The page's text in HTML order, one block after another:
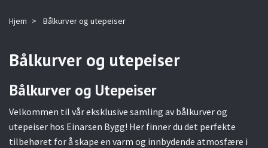
Hjem Bålkurver og utepeiser
Bålkurver og utepeiser
Bålkurver og Utepeiser
Velkommen til vår eksklusive samling av bålkurver og
utepeiser hos Einarsen Bygg! Her finner du det perfekte
tilbehøret for å skape en varm og innbydende atmosfære i